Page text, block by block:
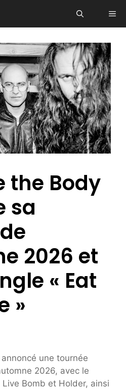
the Body
sa
2026 et
« Eat
»
une tournée
2026, avec le
Bomb et Holder, ainsi